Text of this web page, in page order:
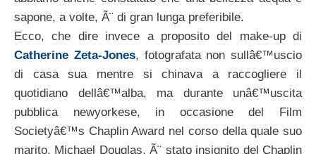
sapone, a volte, Ã¨ di gran lunga preferibile.
Ecco, che dire invece a proposito del make-up di
Catherine Zeta-Jones, fotografata non sullâ€™uscio
di casa sua mentre si chinava a raccogliere il
quotidiano dellâ€™alba, ma durante unâ€™uscita
pubblica newyorkese, in occasione del Film
Societyâ€™s Chaplin Award nel corso della quale suo
marito, Michael Douglas, Ã¨ stato insignito del Chaplin